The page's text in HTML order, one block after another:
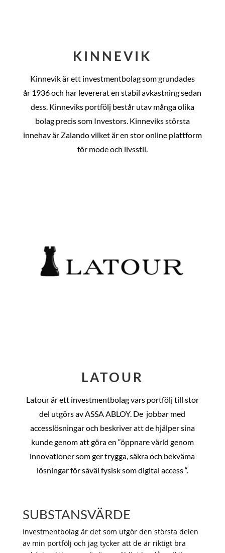
KINNEVIK
Kinnevik är ett investmentbolag som grundades
år 1936 och har levererat en stabil avkastning sedan
dess. Kinneviks portfölj består utav många olika
bolag precis som Investors. Kinneviks största
innehav är Zalando vilket är en stor online plattform
för mode och livsstil.
LATOUR
Latour är ett investmentbolag vars portfölj till stor
del utgörs av ASSA ABLOY. De jobbar med
accesslösningar och beskriver att de hjälper sina
kunde genom att göra en “öppnare värld genom
innovationer som ger trygga, säkra och bekväma
lösningar för såväl fysisk som digital access “.
SUBSTANSVÄRDE
Investmentbolag är det som utgör den största delen
av min portfölj och jag tycker att de är riktigt bra